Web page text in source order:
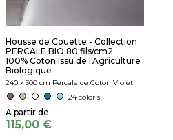
Housse de Couette - Collection
PERCALE BIO 80 fils/cm2
100% Coton Issu de l'Agriculture
Biologique
240 x 300 cm Percale de Coton Violet
24 coloris
115,00 €